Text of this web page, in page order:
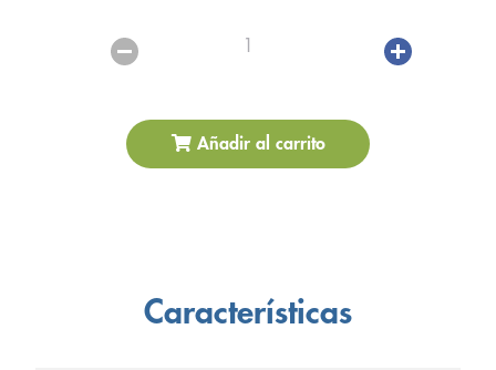
1
Añadir al carrito
Características